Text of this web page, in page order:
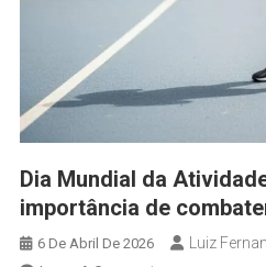
Dia Mundial da
importância de
6 De Abril De 2026 Luiz